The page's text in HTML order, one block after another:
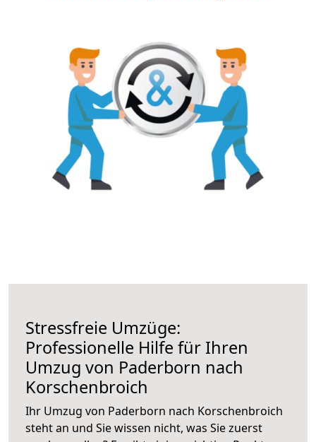
Stressfreie Umzüge:
Professionelle Hilfe für Ihren
Umzug von Paderborn nach
Korschenbroich
Ihr Umzug von Paderborn nach Korschenbroich
steht an und Sie wissen nicht, was Sie zuerst